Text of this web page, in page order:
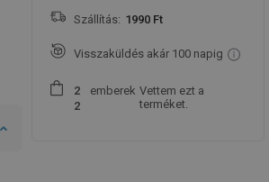
Szállítás: 1990 Ft
Visszaküldés akár 100 napig
2
2
emberek Vettem ezt a
terméket.